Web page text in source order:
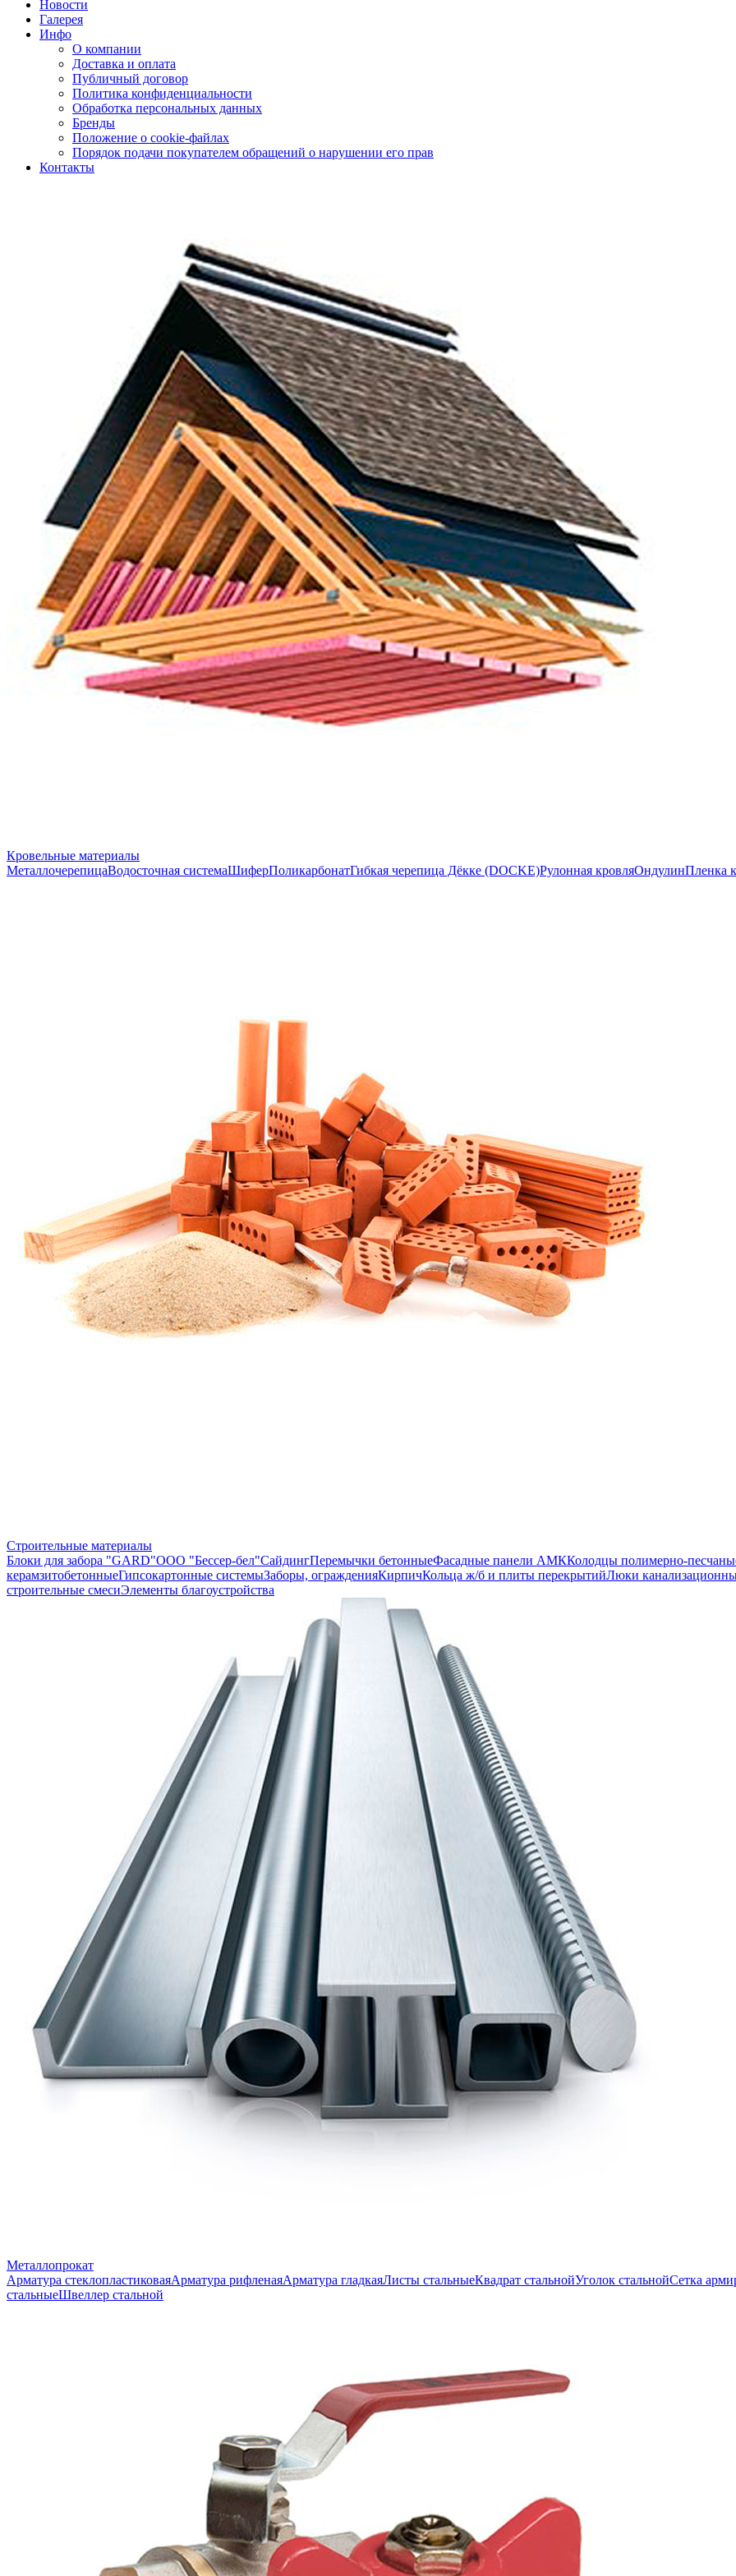
Новости
Галерея
Инфо
О компании
Доставка и оплата
Публичный договор
Политика конфиденциальности
Обработка персональных данных
Бренды
Положение о cookie-файлах
Порядок подачи покупателем обращений о нарушении его прав
Контакты
Кровельные материалы
МеталлочерепицаВодосточная системаШиферПоликарбонатГибкая черепица Дёкке (DOCKE)Рулонная кровляОндулинПленка
Строительные материалы
Блоки для забора "GARD"ООО "Бессер-бел"СайдингПеремычки бетонныеФасадные панели АМККолодцы полимерно-
керамзитобетонныеГипсокартонные системыЗаборы, огражденияКирпичКольца ж/б и плиты перекрытийЛюки
строительные смесиЭлементы благоустройства
Металлопрокат
Арматура стеклопластиковаяАрматура рифленаяАрматура гладкаяЛисты стальныеКвадрат стальнойУголок стальнойСетка
стальныеШвеллер стальной